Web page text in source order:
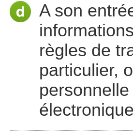
A son
règles de
particulier,